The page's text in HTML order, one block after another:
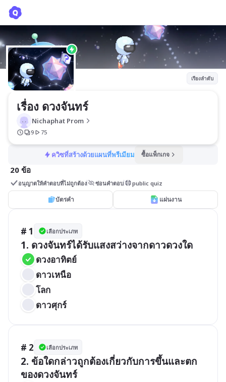
เรียงลำดับ
เรื่อง ดวงจันทร์
Nichaphat Prom
9 75
ควิซที่สร้างด้วยแผนที่พรีเมียม ซื้อแพ็กเกจ
20 ข้อ
อนุญาตให้คำตอบที่ไม่ถูกต้อง ซ่อนคำตอบ public quiz
บัตรคำ แผ่นงาน
# 1 เลือกประเภท
1. ดวงจันทร์ได้รับแสงสว่างจากดาวดวงใด
ดวงอาทิตย์
ดาวเหนือ
โลก
ดาวศุกร์
# 2 เลือกประเภท
2. ข้อใดกล่าวถูกต้องเกี่ยวกับการขึ้นและตก
ของดวงจันทร์